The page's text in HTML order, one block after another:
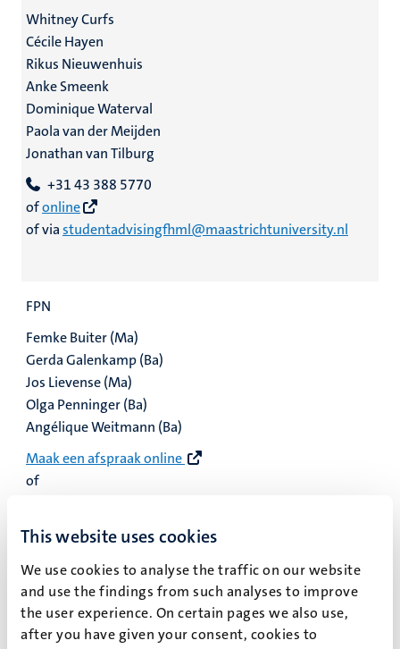
This website uses cookies
We use cookies to analyse the traffic on our website
and use the findings from such analyses to improve
the user experience. On certain pages we also use,
after you have given your consent, cookies to
Whitney Curfs
Cécile Hayen
Rikus Nieuwenhuis
Anke Smeenk
Dominique Waterval
Paola van der Meijden
Jonathan van Tilburg
+31 43 388 5770
ofonline
of viastudentadvisingfhml@maastrichtuniversity.nl
FPN
Femke Buiter (Ma)
Gerda Galenkamp (Ba)
Jos Lievense (Ma)
Olga Penninger (Ba)
Angélique Weitmann (Ba)
Maak een afspraak online
of
ba@maastrichtuniversity.nl
fpn-studyadvisers-bs@maastrichtuniversity.nl
(bachelor Brain Science)
fpn-studyadvisers-